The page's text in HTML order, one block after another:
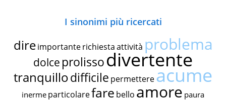
I sinonimi più ricercati
dire importante richiestaattività problema
dolce prolissodivertente
tranquillodifficile permettereacume
inerme particolarefare bello amore paura